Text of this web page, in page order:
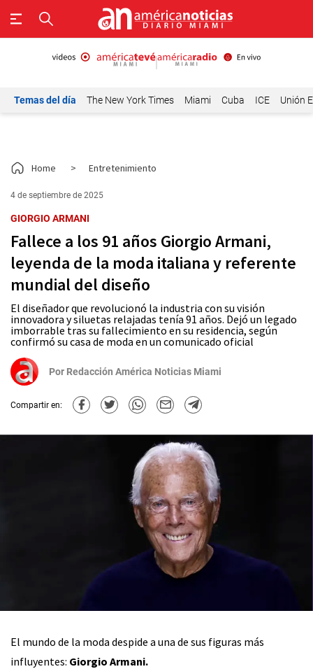
Temas del día The New York Times Miami Cuba ICE Unión
Home > Entretenimiento
4 de septiembre de 2025
GIORGIO ARMANI
Fallece a los 91 años Giorgio Armani,
leyenda de la moda italiana y referente
mundial del diseño
El diseñador que revolucionó la industria con su visión
innovadora y siluetas relajadas tenía 91 años. Dejó un legado
imborrable tras su fallecimiento en su residencia, según
confirmó su casa de moda en un comunicado oficial
Por Redacción América Noticias Miami
Compartir en:
El mundo de la moda despide a una de sus figuras más
influyentes: Giorgio Armani.